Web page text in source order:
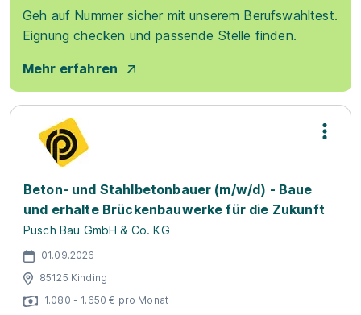
Geh auf Nummer sicher mit unserem Berufswahltest.
Eignung checken und passende Stelle finden.
Mehr erfahren
Beton- und Stahlbetonbauer (m/w/d) - Baue
und erhalte Brückenbauwerke für die Zukunft
Pusch Bau GmbH & Co. KG
01.09.2026
85125 Kinding
1.080 - 1.650 € pro Monat